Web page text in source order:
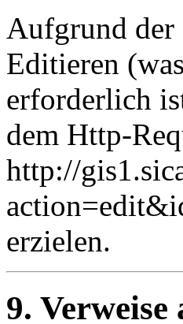
Aufgrund der
Editieren
erforderlich
dem Http-
http://
erzielen.
9.